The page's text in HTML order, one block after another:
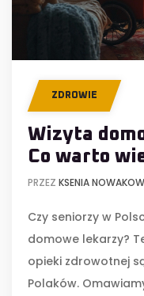
ZDROWIE
Wizyta
Co warto
PRZEZ KSENIA
Czy seniorzy w
domowe lekarzy?
opieki zdrowotnej
Polaków.